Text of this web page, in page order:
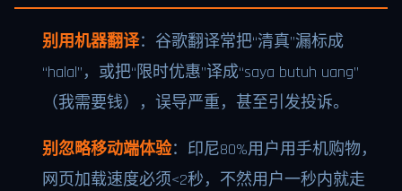
别用机器翻译：谷歌翻译常把“清真”漏标成
“halal”，或把“限时优惠”译成“saya butuh uang”
（我需要钱），误导严重，甚至引发投诉。
别忽略移动端体验：印尼80%用户用手机购物，
网页加载速度必须<2秒，不然用户一秒内就走